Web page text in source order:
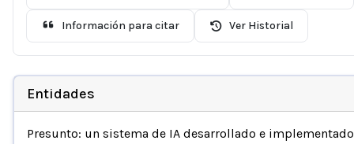
Información para citar Ver Historial
Entidades
Presunto: un sistema de IA desarrollado e